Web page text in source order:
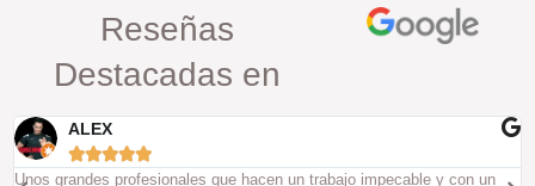
Reseñas
Destacadas en
ALEX

Unos grandes profesionales que hacen un trabajo impecable y con un